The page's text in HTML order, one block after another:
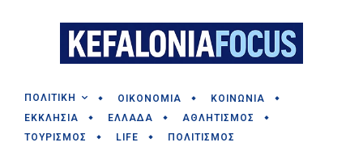
ΠΟΛΙΤΙΚΗ ΟΙΚΟΝΟΜΙΑ
ΚΟΙΝΩΝΙΑ
ΕΚΚΛΗΣΙΑ
ΕΛΛΑΔΑ
ΑΘΛΗΤΙΣΜΟΣ
ΤΟΥΡΙΣΜΟΣ
LIFE ΠΟΛΙΤΙΣΜΟΣ